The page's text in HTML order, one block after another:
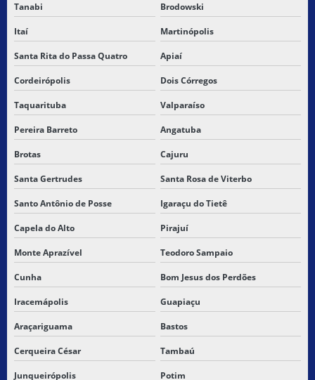
TRANSPORTE RODOVIÁRIO DE CARGAS FRACIONADAS
TRANSPORTE RODOVIÁRIO DE CARGAS PERIGOSAS
TRANSPORTE RODOVIARIO MERCADORIA
TRANSPORTE RODOVIÁRIO DE MERCADORIAS PERIGOSAS
TRANSPORTE TERRESTRE DE MERCADORIAS
TRANSPORTES MERCADORIAS RODOVIARIOS
Tanabi Brodowski
Itaí Martinópolis
Santa Rita do Passa Quatro Apiaí
Cordeirópolis Dois Córregos
Taquarituba Valparaíso
Pereira Barreto Angatuba
Brotas Cajuru
Santa Gertrudes Santa Rosa de Viterbo
Santo Antônio de Posse Igaraçu do Tietê
Capela do Alto Pirajuí
Monte Aprazível Teodoro Sampaio
Cunha Bom Jesus dos Perdões
Iracemápolis Guapiaçu
Araçariguama Bastos
Cerqueira César Tambaú
Junqueirópolis Potim